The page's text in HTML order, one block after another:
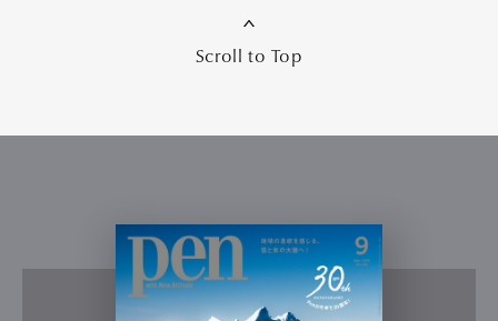
Scroll to Top